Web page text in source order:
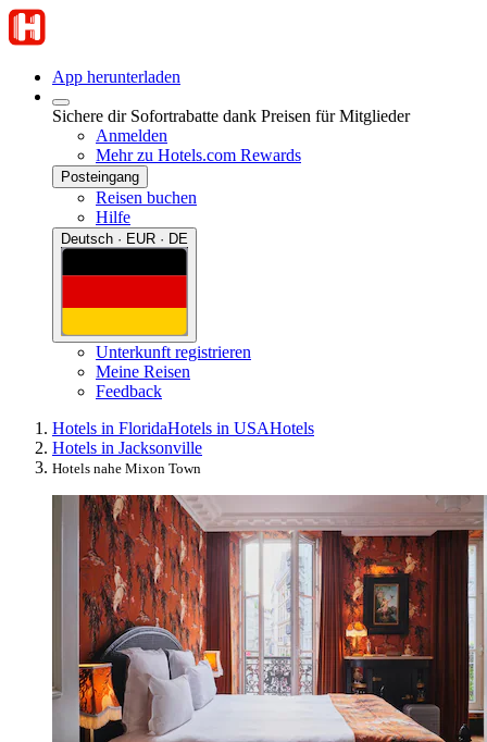
App herunterladen
Sichere dir Sofortrabatte dank Preisen für Mitglieder
Anmelden
Mehr zu Hotels.com Rewards
Posteingang
Reisen buchen
Hilfe
Deutsch · EUR · DE
Unterkunft registrieren
Meine Reisen
Feedback
Hotels in FloridaHotels in USAHotels
Hotels in Jacksonville
Hotels nahe Mixon Town